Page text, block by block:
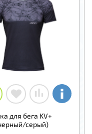
для бега KV+
серый)